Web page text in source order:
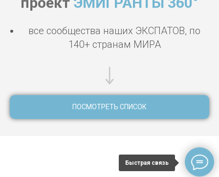
все сообщества наших ЭКСПАТОВ, по
140+ странам МИРА
ПОСМОТРЕТЬ СПИСОК
Мадейра Фуншал знакомства, клубы Мадейра Фуншал,
тусовки Мадейра Фуншал, секс в Мадейре Фуншал,
Быстрая связь